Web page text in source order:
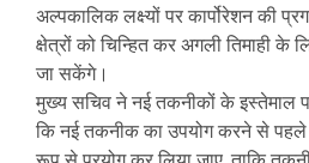
अल्पकालिक लक्ष्यों पर कार्पोरेशन की
क्षेत्रों को चिन्हित कर अगली तिमाही के
जा सकेंगे।
मुख्य सचिव ने नई तकनीकों के इस्तेमाल
कि नई तकनीक का उपयोग करने से पहले